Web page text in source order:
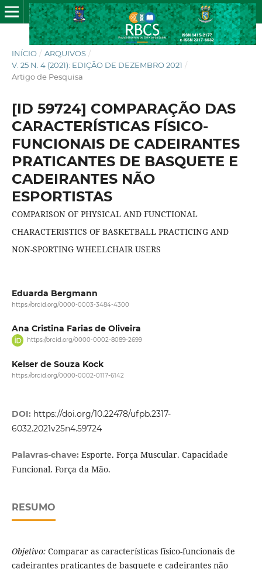
INÍCIO / ARQUIVOS /
V. 25 N. 4 (2021): EDIÇÃO DE DEZEMBRO 2021 /
Artigo de Pesquisa
[ID 59724] COMPARAÇÃO DAS
CARACTERÍSTICAS FÍSICO-
FUNCIONAIS DE CADEIRANTES
PRATICANTES DE BASQUETE E
CADEIRANTES NÃO
ESPORTISTAS
COMPARISON OF PHYSICAL AND FUNCTIONAL
CHARACTERISTICS OF BASKETBALL PRACTICING AND
NON-SPORTING WHEELCHAIR USERS
Eduarda Bergmann
https://orcid.org/0000-0003-3484-4300
Ana Cristina Farias de Oliveira
https://orcid.org/0000-0002-8089-2699
Kelser de Souza Kock
https://orcid.org/0000-0002-0117-6142
DOI: https://doi.org/10.22478/ufpb.2317-
6032.2021v25n4.59724
Palavras-chave: Esporte. Força Muscular. Capacidade
Funcional. Força da Mão.
RESUMO
Objetivo:Comparar as características físico-funcionais de
cadeirantes praticantes de basquete e cadeirantes não